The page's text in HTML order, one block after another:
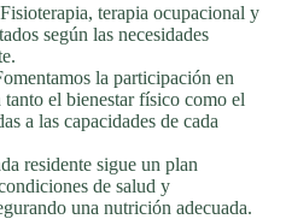
terapia ocupacional y
según las necesidades
la participación en
el bienestar físico como el
a las capacidades de cada
residente sigue un plan
de salud y
una nutrición adecuada.